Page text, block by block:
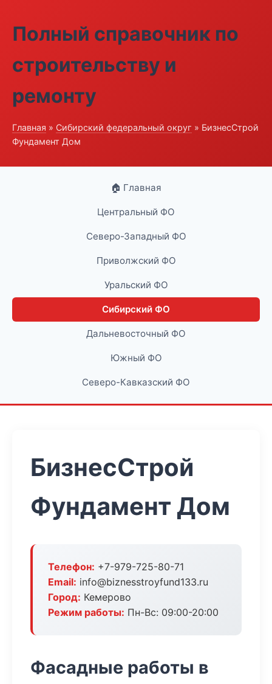
Полный справочник по
строительству и
ремонту
Главная » Сибирский федеральный округ » БизнесСтрой
Фундамент Дом
🏠 Главная
Центральный ФО
Северо-Западный ФО
Приволжский ФО
Уральский ФО
Сибирский ФО
Дальневосточный ФО
Южный ФО
Северо-Кавказский ФО
БизнесСтрой
Фундамент Дом
Телефон: +7-979-725-80-71
Email: info@biznesstroyfund133.ru
Город: Кемерово
Режим работы: Пн-Вс: 09:00-20:00
Фасадные работы в